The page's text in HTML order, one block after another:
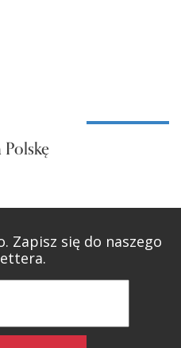
Zapisz się do naszego